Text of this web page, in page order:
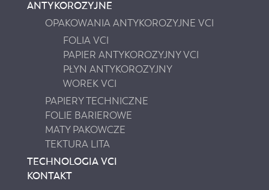
ANTYKOROZYJNE
OPAKOWANIA ANTYKOROZYJNE VCI
FOLIA VCI
PAPIER ANTYKOROZYJNY VCI
PŁYN ANTYKOROZYJNY
WOREK VCI
PAPIERY TECHNICZNE
FOLIE BARIEROWE
MATY PAKOWCZE
TEKTURA LITA
TECHNOLOGIA VCI
KONTAKT